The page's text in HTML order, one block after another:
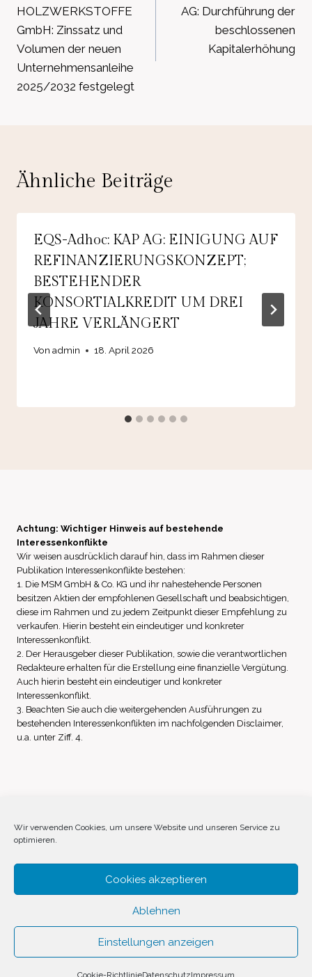
Wir verwenden Cookies, um unsere Website und unseren Service zu
optimieren.
Cookies akzeptieren
Ablehnen
Einstellungen anzeigen
Cookie-RichtlinieDatenschutzImpressum
HOLZWERKSTOFFE
GmbH: Zinssatz und
Volumen der neuen
Unternehmensanleihe
2025/2032 festgelegt
AG: Durchführung der
beschlossenen
Kapitalerhöhung
Ähnliche Beiträge
EQS-Adhoc: KAP AG: EINIGUNG AUF
REFINANZIERUNGSKONZEPT;
BESTEHENDER
KONSORTIALKREDIT UM DREI
JAHRE VERLÄNGERT
Von admin 18. April 2026
Achtung: Wichtiger Hinweis auf bestehende
Interessenkonflikte
Wir weisen ausdrücklich darauf hin, dass im Rahmen dieser
Publikation Interessenkonflikte bestehen:
1. Die MSM GmbH & Co. KG und ihr nahestehende Personen
besitzen Aktien der empfohlenen Gesellschaft und beabsichtigen,
diese im Rahmen und zu jedem Zeitpunkt dieser Empfehlung zu
verkaufen. Hierin besteht ein eindeutiger und konkreter
Interessenkonflikt.
2. Der Herausgeber dieser Publikation, sowie die verantwortlichen
Redakteure erhalten für die Erstellung eine finanzielle Vergütung.
Auch hierin besteht ein eindeutiger und konkreter
Interessenkonflikt.
3. Beachten Sie auch die weitergehenden Ausführungen zu
bestehenden Interessenkonflikten im nachfolgenden Disclaimer,
u.a. unter Ziff. 4.
Impressum Datenschutz
Disclaimer
© 2026 Invest Inside by